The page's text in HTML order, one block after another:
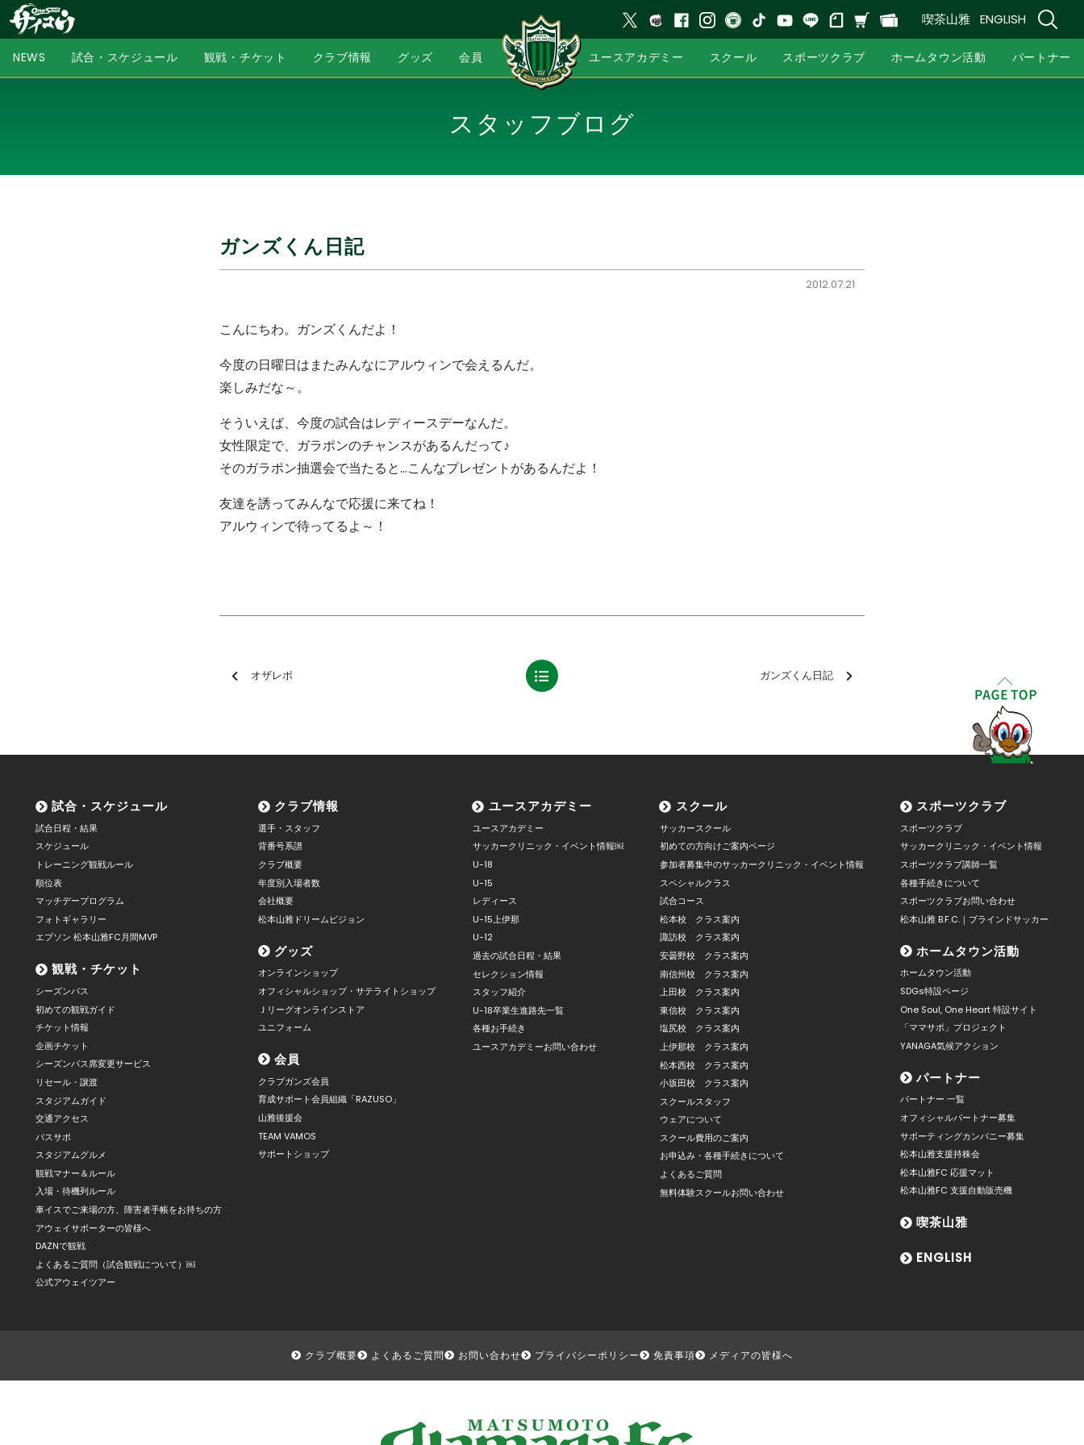
喫茶山雅 ENGLISH
NEWS 試合・スケジュール 観戦・チケット クラブ情報 グッズ 会員 ユースアカデミー スクール スポーツクラブ ホームタウン活動 パートナー
スタッフブログ
ガンズくん日記
2012.07.21
こんにちわ。ガンズくんだよ！
今度の日曜日はまたみんなにアルウィンで会えるんだ。
楽しみだな～。
そういえば、今度の試合はレディースデーなんだ。
女性限定で、ガラポンのチャンスがあるんだって♪
そのガラポン抽選会で当たると…こんなプレゼントがあるんだよ！
友達を誘ってみんなで応援に来てね！
アルウィンで待ってるよ～！
オザレポ ガンズくん日記
試合・スケジュール
試合日程・結果
スケジュール
トレーニング観戦ルール
順位表
マッチデープログラム
フォトギャラリー
エプソン 松本山雅FC月間MVP
観戦・チケット
シーズンパス
初めての観戦ガイド
チケット情報
企画チケット
シーズンパス席変更サービス
リセール・譲渡
スタジアムガイド
交通アクセス
バスサポ
スタジアムグルメ
観戦マナー＆ルール
入場・待機列ルール
車イスでご来場の方、障害者手帳をお持ちの方
アウェイサポーターの皆様へ
DAZNで観戦
よくあるご質問（試合観戦について）￼
公式アウェイツアー
クラブ情報
選手・スタッフ
背番号系譜
クラブ概要
年度別入場者数
会社概要
松本山雅ドリームビジョン
グッズ
オンラインショップ
オフィシャルショップ・サテライトショップ
Ｊリーグオンラインストア
ユニフォーム
会員
クラブガンズ会員
育成サポート会員組織「RAZUSO」
山雅後援会
TEAM VAMOS
サポートショップ
ユースアカデミー
ユースアカデミー
サッカークリニック・イベント情報￼
U-18
U-15
レディース
U-15上伊那
U-12
過去の試合日程・結果
セレクション情報
スタッフ紹介
U-18卒業生進路先一覧
各種お手続き
ユースアカデミーお問い合わせ
スクール
サッカースクール
初めての方向けご案内ページ
参加者募集中のサッカークリニック・イベント情報
スペシャルクラス
試合コース
松本校 クラス案内
諏訪校 クラス案内
安曇野校 クラス案内
南信州校 クラス案内
上田校 クラス案内
東信校 クラス案内
塩尻校 クラス案内
上伊那校 クラス案内
松本西校 クラス案内
小坂田校 クラス案内
スクールスタッフ
ウェアについて
スクール費用のご案内
お申込み・各種手続きについて
よくあるご質問
無料体験スクールお問い合わせ
スポーツクラブ
スポーツクラブ
サッカークリニック・イベント情報
スポーツクラブ講師一覧
各種手続きについて
スポーツクラブお問い合わせ
松本山雅 B.F.C.｜ブラインドサッカー
ホームタウン活動
ホームタウン活動
SDGs特設ページ
One Soul, One Heart 特設サイト
「ママサポ」プロジェクト
YANAGA気候アクション
パートナー
パートナー 一覧
オフィシャルパートナー募集
サポーティングカンパニー募集
松本山雅支援持株会
松本山雅FC 応援マット
松本山雅FC 支援自動販売機
喫茶山雅
ENGLISH
クラブ概要 よくあるご質問 お問い合わせ プライバシーポリシー 免責事項 メディアの皆様へ